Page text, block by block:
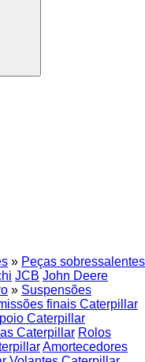
» Peças sobressalentes
JCB John Deere
» Suspensões
finais Caterpillar
Caterpillar
Caterpillar Rolos
Amortecedores